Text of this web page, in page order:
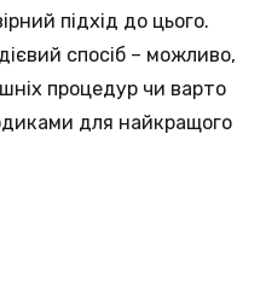
підхід до цього.
спосіб – можливо,
процедур чи варто
для найкращого